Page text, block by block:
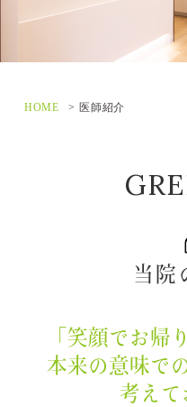
HOME 医師紹介
当院
「笑顔でお帰
本来の意味で
考えて